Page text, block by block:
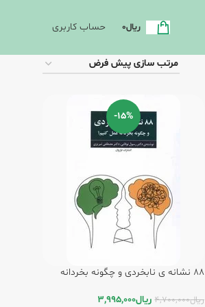
ریال0 حساب کاربری
-15%
88 نشانه ی نابخردی و چگونه بخردانه
ریال4,700,000 ریال3,995,000